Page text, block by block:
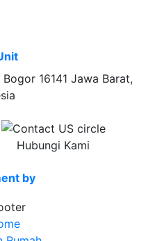
16141 Jawa Barat,
Hubungi Kami
by